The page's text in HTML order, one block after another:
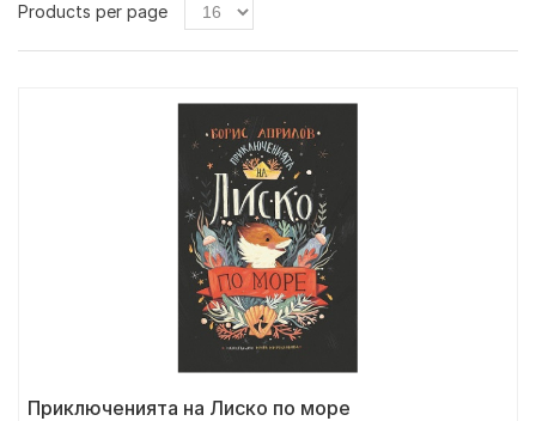
Products per page
Приключенията на Лиско по море